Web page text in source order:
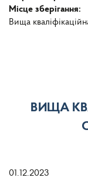
Місце зберігання:
Вища
ВИЩА
01.12.2023